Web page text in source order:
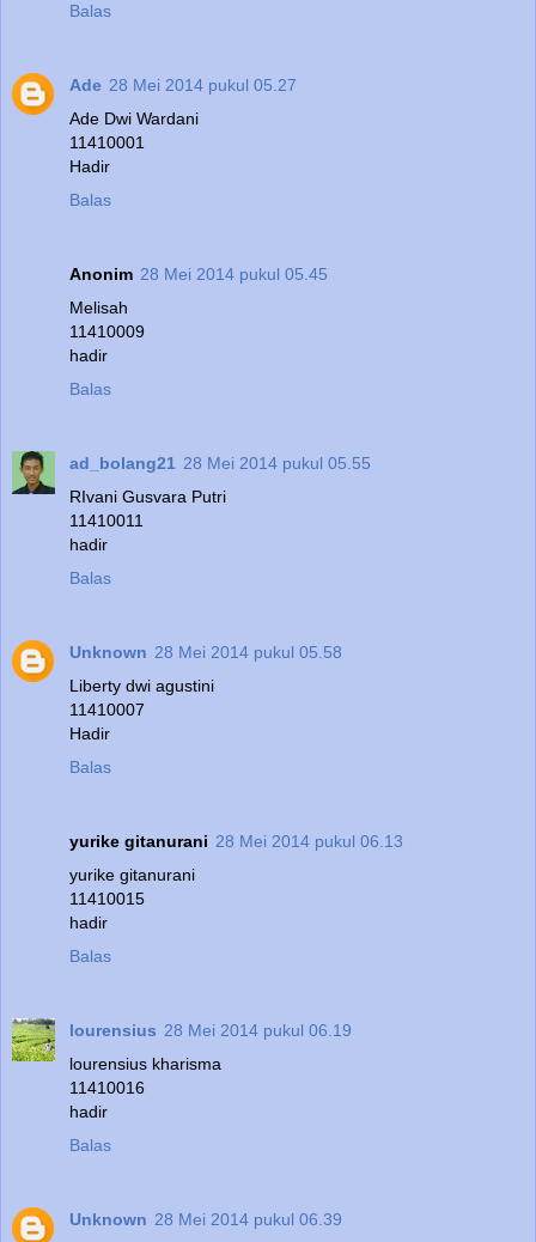
Balas
Ade 28 Mei 2014 pukul 05.27
Ade Dwi Wardani
11410001
Hadir
Balas
Anonim 28 Mei 2014 pukul 05.45
Melisah
11410009
hadir
Balas
ad_bolang21 28 Mei 2014 pukul 05.55
RIvani Gusvara Putri
11410011
hadir
Balas
Unknown 28 Mei 2014 pukul 05.58
Liberty dwi agustini
11410007
Hadir
Balas
yurike gitanurani 28 Mei 2014 pukul 06.13
yurike gitanurani
11410015
hadir
Balas
lourensius 28 Mei 2014 pukul 06.19
lourensius kharisma
11410016
hadir
Balas
Unknown 28 Mei 2014 pukul 06.39